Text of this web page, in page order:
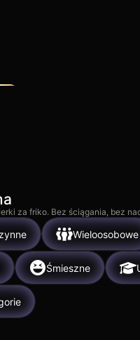
za friko. Bez ściągania, bez
Wieloosobowe
Śmieszne